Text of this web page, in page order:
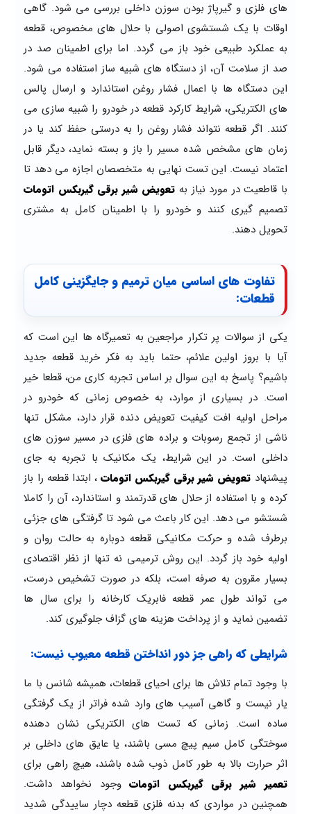
های فلزی و گیرپاژ بودن سوزن داخلی بررسی می شود. گاهی
اوقات با یک شستشوی اصولی با حلال های مخصوص، قطعه
به عملکرد طبیعی خود باز می گردد. اما برای اطمینان صد در
صد از سلامت آن، از دستگاه های شبیه ساز استفاده می شود.
این دستگاه ها با اعمال فشار روغن استاندارد و ارسال پالس
های الکتریکی، شرایط کارکرد قطعه در خودرو را شبیه سازی می
کنند. اگر قطعه نتواند فشار روغن را به درستی حفظ کند یا در
زمان های مشخص شده مسیر را باز و بسته نماید، دیگر قابل
اعتماد نیست. این تست نهایی به متخصصان اجازه می دهد تا
با قاطعیت در مورد نیاز به تعویض شیر برقی گیربکس اتومات
تصمیم گیری کنند و خودرو را با اطمینان کامل به مشتری
تحویل دهند.
تفاوت های اساسی میان ترمیم و جایگزینی کامل
قطعات:
یکی از سوالات پر تکرار مراجعین به تعمیرگاه ها این است که
آیا با بروز اولین علائم، حتما باید به فکر خرید قطعه جدید
باشیم؟ پاسخ به این سوال بر اساس تجربه کاری من، قطعا خیر
است. در بسیاری از موارد، به خصوص زمانی که خودرو در
مراحل اولیه افت کیفیت تعویض دنده قرار دارد، مشکل تنها
ناشی از تجمع رسوبات و براده های فلزی در مسیر سوزن های
داخلی است. در این شرایط، یک مکانیک با تجربه به جای
پیشنهاد تعویض شیر برقی گیربکس اتومات ، ابتدا قطعه را باز
کرده و با استفاده از حلال های قدرتمند و استاندارد، آن را کاملا
شستشو می دهد. این کار باعث می شود تا گرفتگی های جزئی
برطرف شده و حرکت مکانیکی قطعه دوباره به حالت روان و
اولیه خود باز گردد. این روش ترمیمی نه تنها از نظر اقتصادی
بسیار مقرون به صرفه است، بلکه در صورت تشخیص درست،
می تواند طول عمر قطعه فابریک کارخانه را برای سال ها
تضمین نماید و از پرداخت هزینه های گزاف جلوگیری کند.
شرایطی که راهی جز دور انداختن قطعه معیوب نیست:
با وجود تمام تلاش ها برای احیای قطعات، همیشه شانس با ما
یار نیست و گاهی آسیب های وارد شده فراتر از یک گرفتگی
ساده است. زمانی که تست های الکتریکی نشان دهنده
سوختگی کامل سیم پیچ مسی باشند، یا عایق های داخلی بر
اثر حرارت بالا به طور کامل ذوب شده باشند، هیچ راهی برای
تعمیر شیر برقی گیربکس اتوماتوجود نخواهد داشت.
همچنین در مواردی که بدنه فلزی قطعه دچار ساییدگی شدید